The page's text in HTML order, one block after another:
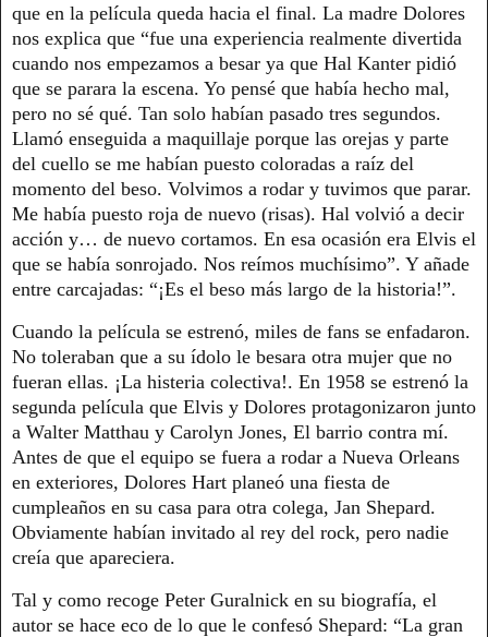
que en la película queda hacia el final. La madre Dolores
nos explica que “fue una experiencia realmente divertida
cuando nos empezamos a besar ya que Hal Kanter pidió
que se parara la escena. Yo pensé que había hecho mal,
pero no sé qué. Tan solo habían pasado tres segundos.
Llamó enseguida a maquillaje porque las orejas y parte
del cuello se me habían puesto coloradas a raíz del
momento del beso. Volvimos a rodar y tuvimos que parar.
Me había puesto roja de nuevo (risas). Hal volvió a decir
acción y… de nuevo cortamos. En esa ocasión era Elvis el
que se había sonrojado. Nos reímos muchísimo”. Y añade
entre carcajadas: “¡Es el beso más largo de la historia!”.
Cuando la película se estrenó, miles de fans se enfadaron.
No toleraban que a su ídolo le besara otra mujer que no
fueran ellas. ¡La histeria colectiva!. En 1958 se estrenó la
segunda película que Elvis y Dolores protagonizaron junto
a Walter Matthau y Carolyn Jones, El barrio contra mí.
Antes de que el equipo se fuera a rodar a Nueva Orleans
en exteriores, Dolores Hart planeó una fiesta de
cumpleaños en su casa para otra colega, Jan Shepard.
Obviamente habían invitado al rey del rock, pero nadie
creía que apareciera.
Tal y como recoge Peter Guralnick en su biografía, el
autor se hace eco de lo que le confesó Shepard: “La gran